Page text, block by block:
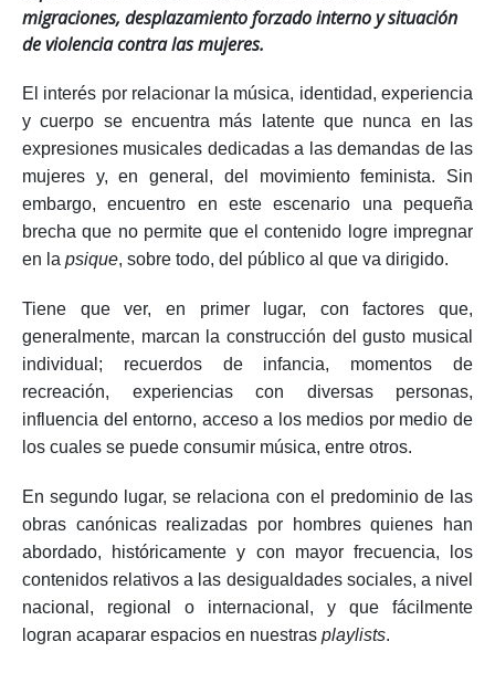
migraciones, desplazamiento forzado interno y situación
de violencia contra las mujeres.
El interés por relacionar la música, identidad, experiencia
y cuerpo se encuentra más latente que nunca en las
expresiones musicales dedicadas a las demandas de las
mujeres y, en general, del movimiento feminista. Sin
embargo, encuentro en este escenario una pequeña
brecha que no permite que el contenido logre impregnar
en la psique, sobre todo, del público al que va dirigido.
Tiene que ver, en primer lugar, con factores que,
generalmente, marcan la construcción del gusto musical
individual; recuerdos de infancia, momentos de
recreación, experiencias con diversas personas,
influencia del entorno, acceso a los medios por medio de
los cuales se puede consumir música, entre otros.
En segundo lugar, se relaciona con el predominio de las
obras canónicas realizadas por hombres quienes han
abordado, históricamente y con mayor frecuencia, los
contenidos relativos a las desigualdades sociales, a nivel
nacional, regional o internacional, y que fácilmente
logran acaparar espacios en nuestras playlists.